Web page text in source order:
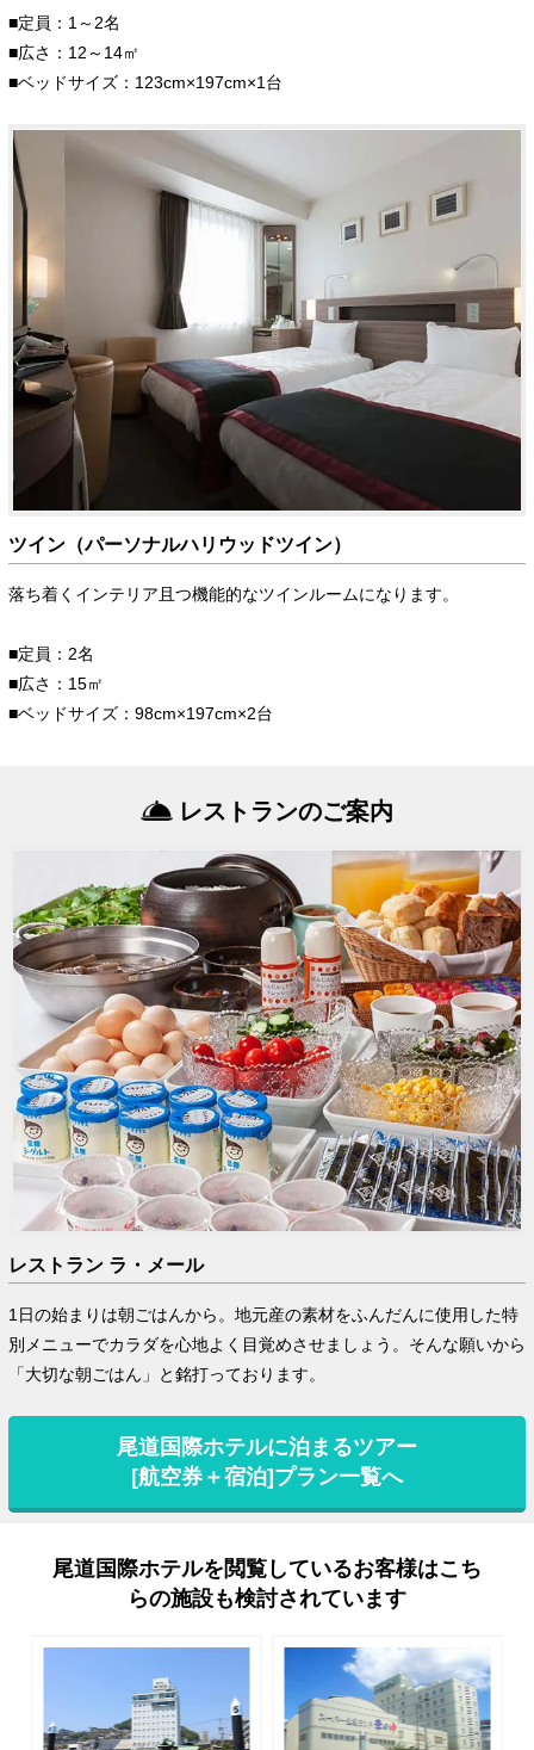
■定員：1～2名
■広さ：12～14㎡
■ベッドサイズ：123cm×197cm×1台
ツイン（パーソナルハリウッドツイン）
落ち着くインテリア且つ機能的なツインルームになります。
■定員：2名
■広さ：15㎡
■ベッドサイズ：98cm×197cm×2台
レストランのご案内
レストラン ラ・メール
1日の始まりは朝ごはんから。地元産の素材をふんだんに使用した特
別メニューでカラダを心地よく目覚めさせましょう。そんな願いから
「大切な朝ごはん」と銘打っております。
尾道国際ホテルに泊まるツアー
[航空券＋宿泊]プラン一覧へ
尾道国際ホテルを閲覧しているお客様はこち
らの施設も検討されています